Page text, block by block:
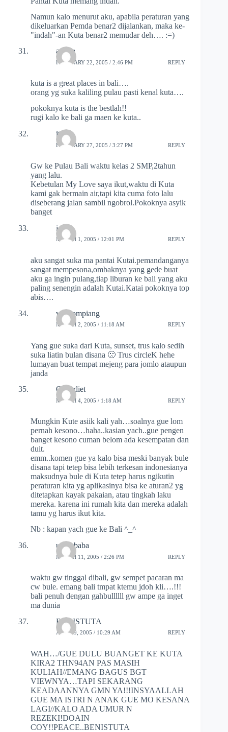
Namun kalo menurut aku, apabila peraturan yang
dikeluarkan Pemda benar2 dijalankan, maka ke-
"indah"-an Kuta benar2 memudar deh…. :=)
aditya
FEBRUARY 22, 2005 / 2:46 PM REPLY
kuta is a great places in bali….
orang yg suka kaliling pulau pasti kenal kuta….
pokoknya kuta is the bestlah!!
rugi kalo ke bali ga maen ke kuta..
ita
FEBRUARY 27, 2005 / 3:27 PM REPLY
Gw ke Pulau Bali waktu kelas 2 SMP,2tahun
yang lalu.
Kebetulan My Love saya ikut,waktu di Kuta
kami gak bermain air,tapi kita cuma foto lalu
diseberang jalan sambil ngobrol.Pokoknya asyik
banget
icca
MARCH 1, 2005 / 12:01 PM REPLY
aku sangat suka ma pantai Kutai.pemandanganya
sangat mempesona,ombaknya yang gede buat
aku ga ingin pulang,tiap liburan ke bali yang aku
paling senengin adalah Kutai.Katai pokoknya top
abis….
vankompiang
MARCH 2, 2005 / 11:18 AM REPLY
Yang gue suka dari Kuta, sunset, trus kalo sedih
suka liatin bulan disana 🙁 Trus circleK hehe
lumayan buat tempat mejeng para jomlo ataupun
janda
Om adiet
MARCH 4, 2005 / 1:18 AM REPLY
Mungkin Kute asiik kali yah…soalnya gue lom
pernah kesono…haha..kasian yach..gue pengen
banget kesono cuman belom ada kesempatan dan
duit.
emm..komen gue ya kalo bisa meski banyak bule
disana tapi tetep bisa lebih terkesan indonesianya
maksudnya bule di Kuta tetep harus ngikutin
peraturan kita yg aplikasinya bisa ke aturan2 yg
ditetapkan kayak pakaian, atau tingkah laku
mereka. karena ini rumah kita dan mereka adalah
tamu yg harus ikut kita.
Nb : kapan yach gue ke Bali ^_^
ucok baba
MARCH 11, 2005 / 2:26 PM REPLY
waktu gw tinggal dibali, gw sempet pacaran ma
cw bule. emang bali tmpat ktemu jdoh kli….!!!
bali penuh dengan gahbullllll gw ampe ga inget
ma dunia
BENISTUTA
APRIL 9, 2005 / 10:29 AM REPLY
WAH…/GUE DULU BUANGET KE KUTA
KIRA2 THN94AN PAS MASIH
KULIAH//EMANG BAGUS BGT
VIEWNYA…TAPI SEKARANG
KEADAANNYA GMN YA!!!INSYAALLAH
GUE MA ISTRI N ANAK GUE MO KESANA
LAGI//KALO ADA UMUR N
REZEKI!DOAIN
COY!!PEACE..BENISTUTA